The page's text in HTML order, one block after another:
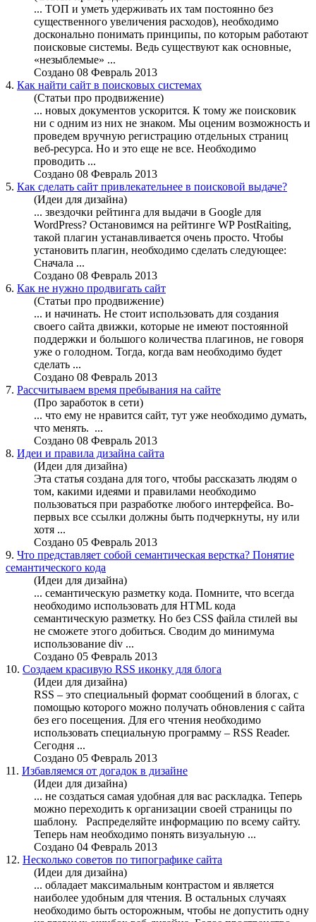
... ТОП и уметь удерживать их там постоянно без
существенного увеличения расходов), необходимо
досконально понимать принципы, по которым работают
поисковые системы. Ведь существуют как основные,
«незыблемые» ...
Создано 08 Февраль 2013
4. Как найти сайт в поисковых системах
(Статьи про продвижение)
... новых документов ускорится. К тому же поисковик
ни с одним из них не знаком. Мы оценим возможность и
проведем вручную регистрацию отдельных страниц
веб-ресурса. Но и это еще не все. Необходимо
проводить ...
Создано 08 Февраль 2013
5. Как сделать сайт привлекательнее в поисковой выдаче?
(Идеи для дизайна)
... звездочки рейтинга для выдачи в Google для
WordPress? Остановимся на рейтинге WP PostRaiting,
такой плагин устанавливается очень просто. Чтобы
установить плагин, необходимо сделать следующее:
Сначала ...
Создано 08 Февраль 2013
6. Как не нужно продвигать сайт
(Статьи про продвижение)
... и начинать. Не стоит использовать для создания
своего сайта движки, которые не имеют постоянной
поддержки и большого количества плагинов, не говоря
уже о голодном. Тогда, когда вам необходимо будет
сделать ...
Создано 08 Февраль 2013
7. Рассчитываем время пребывания на сайте
(Про заработок в сети)
... что ему не нравится сайт, тут уже необходимо думать,
что менять. ...
Создано 08 Февраль 2013
8. Идеи и правила дизайна сайта
(Идеи для дизайна)
Эта статья создана для того, чтобы рассказать людям о
том, какими идеями и правилами необходимо
пользоваться при разработке любого интерфейса. Во-
первых все ссылки должны быть подчеркнуты, ну или
хотя ...
Создано 05 Февраль 2013
9. Что представляет собой семантическая верстка? Понятие
семантического кода
(Идеи для дизайна)
... семантическую разметку кода. Помните, что всегда
необходимо использовать для HTML кода
семантическую разметку. Но без CSS файла стилей вы
не сможете этого добиться. Сводим до минимума
использование div ...
Создано 05 Февраль 2013
10. Создаем красивую RSS иконку для блога
(Идеи для дизайна)
RSS – это специальный формат сообщений в блогах, с
помощью которого можно получать обновления с сайта
без его посещения. Для его чтения необходимо
использовать специальную программу – RSS Reader.
Сегодня ...
Создано 05 Февраль 2013
11. Избавляемся от догадок в дизайне
(Идеи для дизайна)
... не создаться самая удобная для вас раскладка. Теперь
можно переходить к организации своей страницы по
шаблону. Распределяйте информацию по всему сайту.
Теперь нам необходимо понять визуальную ...
Создано 04 Февраль 2013
12. Несколько советов по типографике сайта
(Идеи для дизайна)
... обладает максимальным контрастом и является
наиболее удобным для чтения. В остальных случаях
необходимо быть осторожным, чтобы не допустить одну